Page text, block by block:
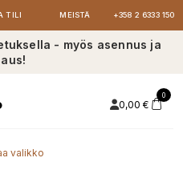
TILI MEISTÄ +358 2 6333 150
- myös asennus ja
0,00 €
0
valikko